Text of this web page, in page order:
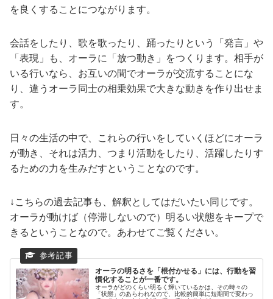
を良くすることにつながります。
会話をしたり、歌を歌ったり、踊ったりという「発言」や
「表現」も、オーラに「放つ動き」をつくります。相手が
いる行いなら、お互いの間でオーラが交流することにな
り、違うオーラ同士の相乗効果で大きな動きを作り出せま
す。
日々の生活の中で、これらの行いをしていくほどにオーラ
が動き、それは活力、つまり活動をしたり、活躍したりす
るための力を生みだすということなのです。
↓こちらの過去記事も、解釈としてはだいたい同じです。
オーラが動けば（停滞しないので）明るい状態をキープで
きるということなので。あわせてご覧ください。
オーラの明るさを「根付かせる」には、行動を習
慣化することが一番です。
オーラがどのくらい明るく輝いているかは、その時々の
「状態」のあらわれなので、比較的簡単に短期間で変わっ